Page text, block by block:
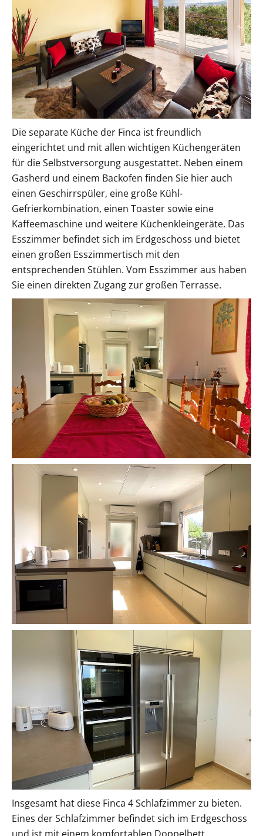
Die separate Küche der Finca ist freundlich
eingerichtet und mit allen wichtigen Küchengeräten
für die Selbstversorgung ausgestattet. Neben einem
Gasherd und einem Backofen finden Sie hier auch
einen Geschirrspüler, eine große Kühl-
Gefrierkombination, einen Toaster sowie eine
Kaffeemaschine und weitere Küchenkleingeräte. Das
Esszimmer befindet sich im Erdgeschoss und bietet
einen großen Esszimmertisch mit den
entsprechenden Stühlen. Vom Esszimmer aus haben
Sie einen direkten Zugang zur großen Terrasse.
Insgesamt hat diese Finca 4 Schlafzimmer zu bieten.
Eines der Schlafzimmer befindet sich im Erdgeschoss